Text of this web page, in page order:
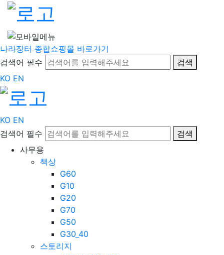
나라장터 종합쇼핑몰 바로가기
검색어 필수
KO EN
KO EN
검색어 필수
사무용
책상
G60
G10
G20
G70
G50
G30_40